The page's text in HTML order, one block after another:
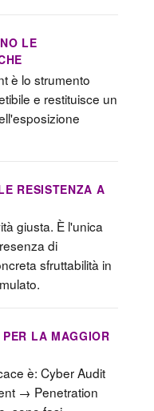
LE
è lo strumento
e restituisce un
RESISTENZA A
giusta. È l'unica
di
sfruttabilità in
LA MAGGIOR
è: Cyber Audit
→ Penetration